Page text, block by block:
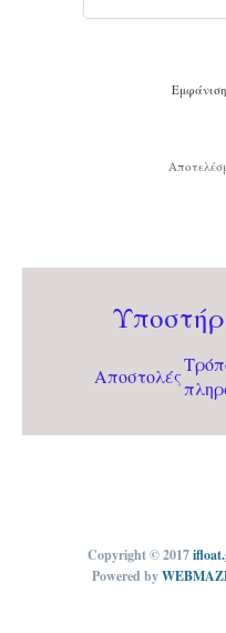
Αποστολές
Copyright © 2017
Powered by